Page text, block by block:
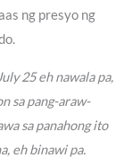
ng presyo ng
25 eh nawala pa,
sa pang-araw-
sa panahong ito
eh binawi pa.